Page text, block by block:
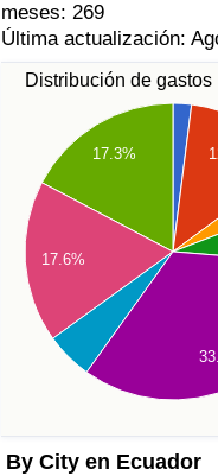
meses: 269
Última actualización:
Distribución de
17.3%
17.6%
By City en Ecuador